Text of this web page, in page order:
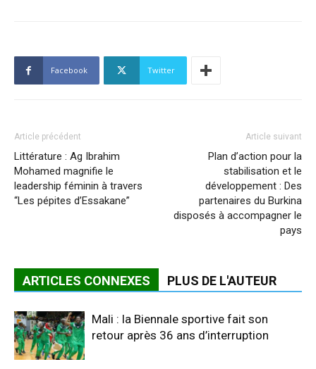
Facebook Twitter
Article précédent
Littérature : Ag Ibrahim
Mohamed magnifie le
leadership féminin à travers
“Les pépites d’Essakane”
Article suivant
Plan d’action pour la
stabilisation et le
développement : Des
partenaires du Burkina
disposés à accompagner le
pays
ARTICLES CONNEXES PLUS DE L'AUTEUR
Mali : la Biennale sportive fait son
retour après 36 ans d’interruption